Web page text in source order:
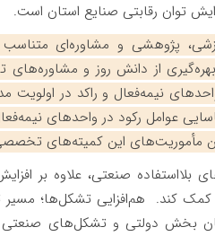
توان رقابتی صنایع استان است.
پژوهشی و مشاوره‌ای
بهره‌گیری از دانش روز و
نیمه‌فعال و راکد در اولویت
عوامل رکود در واحدهای
مأموریت‌های این کمیته‌های
صنعتی، علاوه بر
کند. ️ هم‌افزایی تشکل‌ها؛ مسیر
بخش دولتی و تشکل‌های